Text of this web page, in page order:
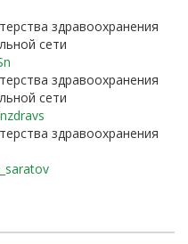
здравоохранения
сети
здравоохранения
сети
здравоохранения